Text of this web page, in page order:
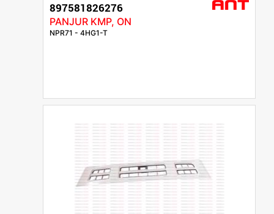
897581826276
PANJUR KMP, ON
NPR71 - 4HG1-T